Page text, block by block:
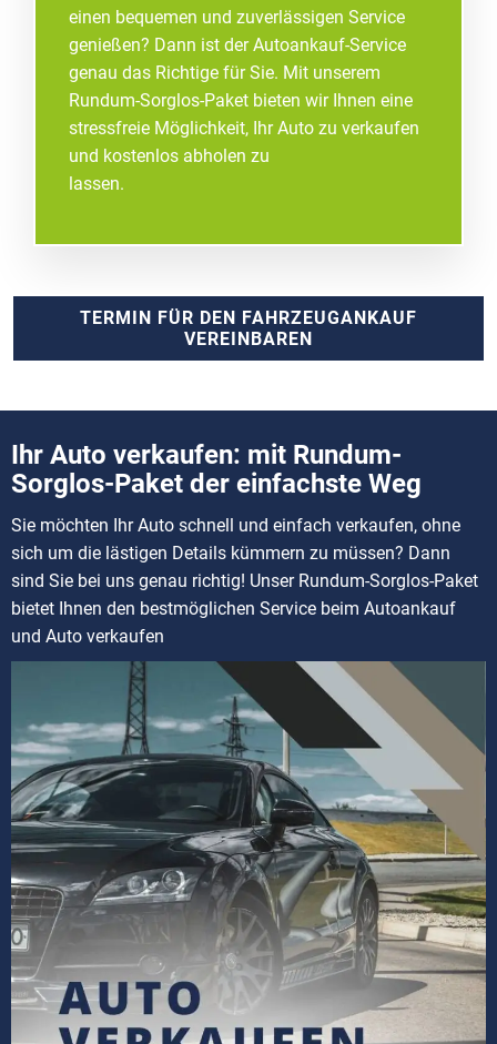
einen bequemen und zuverlässigen Service
genießen? Dann ist der Autoankauf-Service
genau das Richtige für Sie. Mit unserem
Rundum-Sorglos-Paket bieten wir Ihnen eine
stressfreie Möglichkeit, Ihr Auto zu verkaufen
und kostenlos abholen zu
lassen.
TERMIN FÜR DEN FAHRZEUGANKAUF
VEREINBAREN
Ihr Auto verkaufen: mit Rundum-
Sorglos-Paket der einfachste Weg
Sie möchten Ihr Auto schnell und einfach verkaufen, ohne
sich um die lästigen Details kümmern zu müssen? Dann
sind Sie bei uns genau richtig! Unser Rundum-Sorglos-Paket
bietet Ihnen den bestmöglichen Service beim Autoankauf
und Auto verkaufen